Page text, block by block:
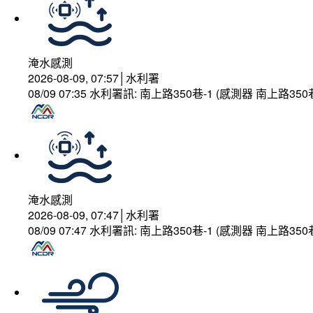
淹水感測
2026-08-09, 07:57│水利署
08/09 07:35 水利署訊: 南上路350巷-1 (感測器 南上路
淹水感測
2026-08-09, 07:47│水利署
08/09 07:47 水利署訊: 南上路350巷-1 (感測器 南上路